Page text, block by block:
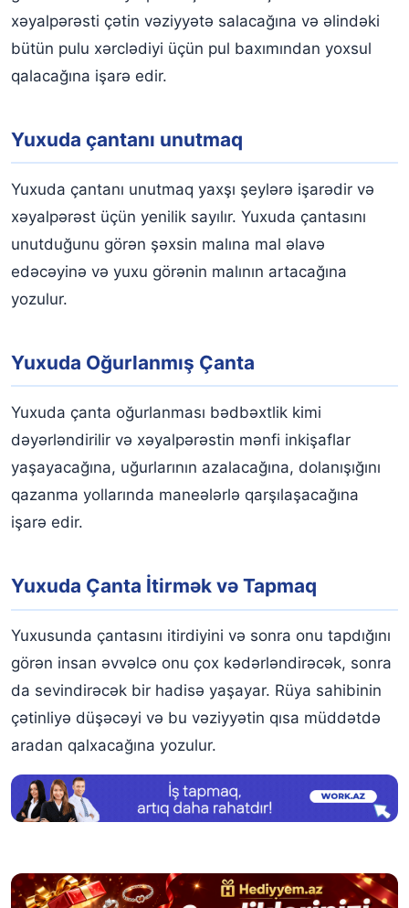
xəyalpərəsti çətin vəziyyətə salacağına və əlindəki
bütün pulu xərclədiyi üçün pul baxımından yoxsul
qalacağına işarə edir.
Yuxuda çantanı unutmaq
Yuxuda çantanı unutmaq yaxşı şeylərə işarədir və
xəyalpərəst üçün yenilik sayılır. Yuxuda çantasını
unutduğunu görən şəxsin malına mal əlavə
edəcəyinə və yuxu görənin malının artacağına
yozulur.
Yuxuda Oğurlanmış Çanta
Yuxuda çanta oğurlanması bədbəxtlik kimi
dəyərləndirilir və xəyalpərəstin mənfi inkişaflar
yaşayacağına, uğurlarının azalacağına, dolanışığını
qazanma yollarında maneələrlə qarşılaşacağına
işarə edir.
Yuxuda Çanta İtirmək və Tapmaq
Yuxusunda çantasını itirdiyini və sonra onu tapdığını
görən insan əvvəlcə onu çox kədərləndirəcək, sonra
da sevindirəcək bir hadisə yaşayar. Rüya sahibinin
çətinliyə düşəcəyi və bu vəziyyətin qısa müddətdə
aradan qalxacağına yozulur.